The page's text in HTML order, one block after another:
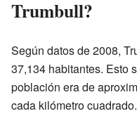
Trumbull?
Según datos de 2008,
37,134 habitantes. Esto
población era de
cada kilómetro cuadrado.